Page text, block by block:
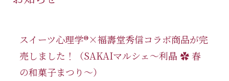
スイーツ心理学®×福壽堂秀信コラボ商品が完
売しました！（SAKAIマルシェ～利晶 ✿ 春
の和菓子まつり～）